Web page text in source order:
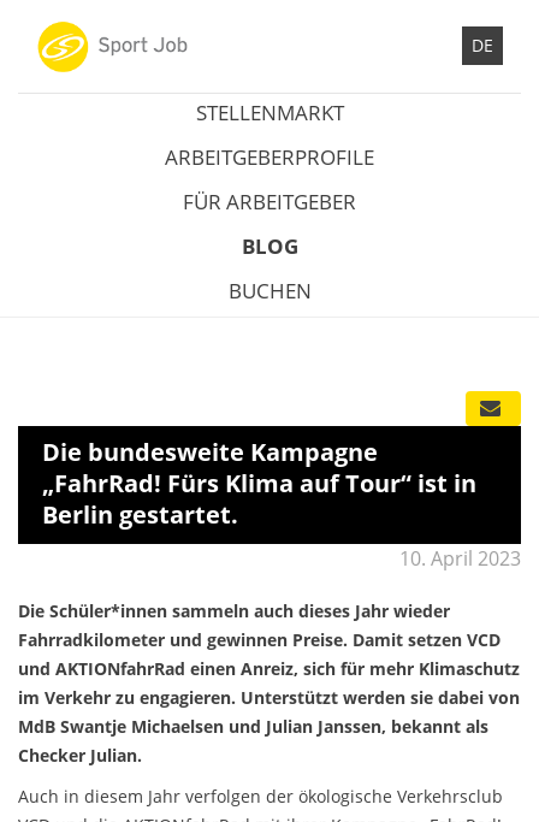
DE
STELLENMARKT
ARBEITGEBERPROFILE
FÜR ARBEITGEBER
BLOG
BUCHEN
Die bundesweite Kampagne
„FahrRad! Fürs Klima auf Tour“ ist in
Berlin gestartet.
10. April 2023
Die Schüler*innen sammeln auch dieses Jahr wieder
Fahrradkilometer und gewinnen Preise. Damit setzen VCD
und AKTIONfahrRad einen Anreiz, sich für mehr Klimaschutz
im Verkehr zu engagieren. Unterstützt werden sie dabei von
MdB Swantje Michaelsen und Julian Janssen, bekannt als
Checker Julian.
Auch in diesem Jahr verfolgen der ökologische Verkehrsclub